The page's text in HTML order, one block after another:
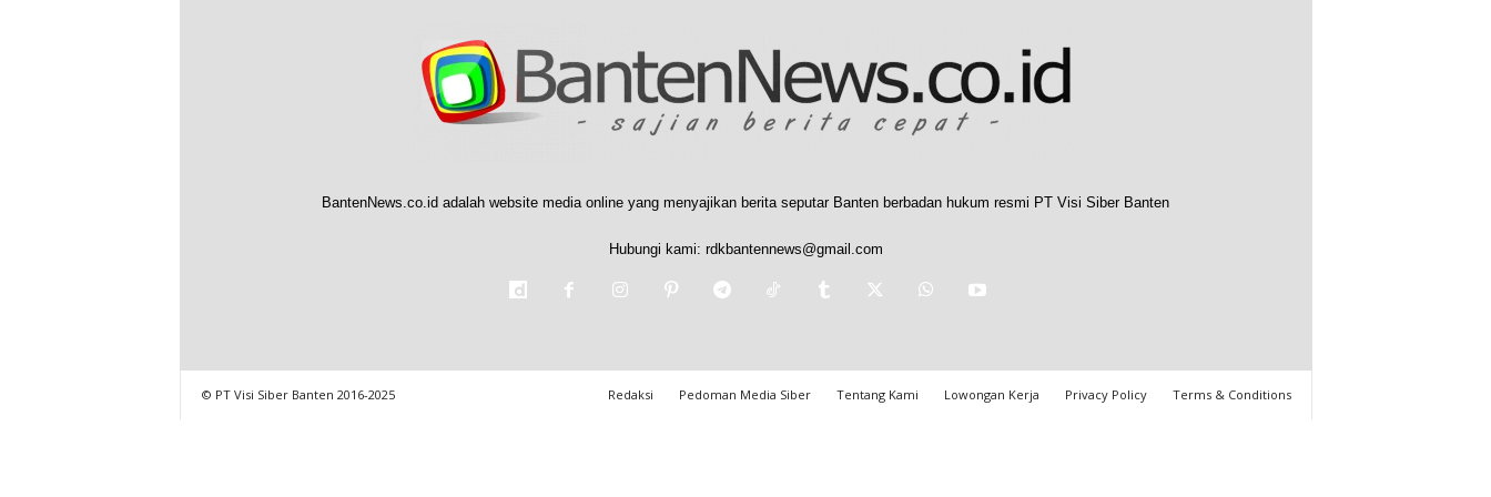
BantenNews.co.id adalah website media online yang menyajikan berita seputar Banten berbadan hukum resmi PT Visi Siber Banten
Hubungi kami: rdkbantennews@gmail.com
Redaksi Pedoman Media Siber Tentang Kami Lowongan Kerja Privacy Policy Terms & Conditions
© PT Visi Siber Banten 2016-2025